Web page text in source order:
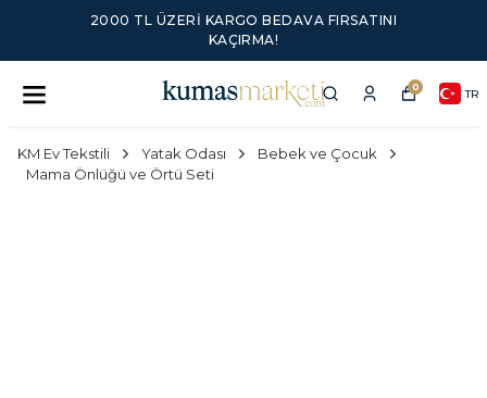
2000 TL ÜZERI KARGO BEDAVA FIRSATINI
KAÇIRMA!
0 TR
KM Ev Tekstili Yatak Odası
Bebek ve Çocuk
Mama Önlüğü ve Örtü Seti